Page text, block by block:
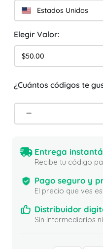
Estados Unidos
Elegir Valor:
$50.00
¿Cuántos códigos te
Entrega
Recibe tu código
Pago seguro y
El precio que ves
Distribuidor
Sin intermediarios